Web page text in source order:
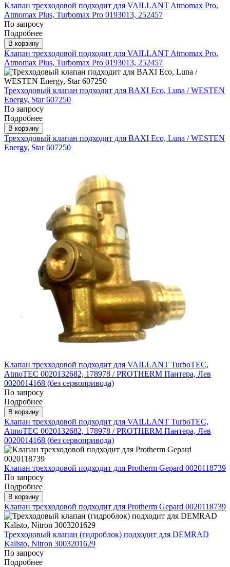
Клапан трехходовой подходит для VAILLANT Atmomax Pro,
Atmomax Plus, Turbomax Pro 0193013, 252457
По запросу
Подробнее
В корзину
Клапан трехходовой подходит для VAILLANT Atmomax Pro,
Atmomax Plus, Turbomax Pro 0193013, 252457
Трехходовый клапан подходит для BAXI Eco, Luna / WESTEN
Energy, Star 607250
По запросу
Подробнее
В корзину
Трехходовый клапан подходит для BAXI Eco, Luna / WESTEN
Energy, Star 607250
Клапан трехходовой подходит для VAILLANT TurboTEC,
AtmoTEC 0020132682, 178978 / PROTHERM Пантера, Лев
0020014168 (без сервопривода)
По запросу
Подробнее
В корзину
Клапан трехходовой подходит для VAILLANT TurboTEC,
AtmoTEC 0020132682, 178978 / PROTHERM Пантера, Лев
0020014168 (без сервопривода)
Клапан трехходовой подходит для Protherm Gepard 0020118739
По запросу
Подробнее
В корзину
Клапан трехходовой подходит для Protherm Gepard 0020118739
Трехходовый клапан (гидроблок) подходит для DEMRAD
Kalisto, Nitron 3003201629
По запросу
Подробнее